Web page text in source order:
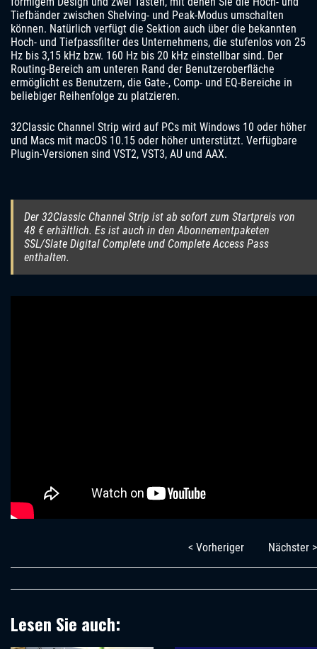
Tiefbänder zwischen Shelving- und Peak-Modus umschalten
können. Natürlich verfügt die Sektion auch über die bekannten
Hoch- und Tiefpassfilter des Unternehmens, die stufenlos von 25
Hz bis 3,15 kHz bzw. 160 Hz bis 20 kHz einstellbar sind. Der
Routing-Bereich am unteren Rand der Benutzeroberfläche
ermöglicht es Benutzern, die Gate-, Comp- und EQ-Bereiche in
beliebiger Reihenfolge zu platzieren.
32Classic Channel Strip wird auf PCs mit Windows 10 oder höher
und Macs mit macOS 10.15 oder höher unterstützt. Verfügbare
Plugin-Versionen sind VST2, VST3, AU und AAX.
Der 32Classic Channel Strip ist ab sofort zum Startpreis von
48 € erhältlich. Es ist auch in den Abonnementpaketen
SSL/Slate Digital Complete und Complete Access Pass
enthalten.
< Vorheriger Nächster >
Lesen Sie auch: